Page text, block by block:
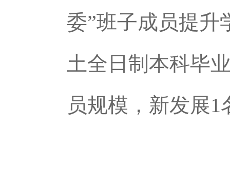
委”班子成员提升
土全日制本科毕
员规模，新发展1